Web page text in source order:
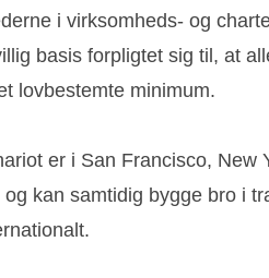
i virksomheds- og
basis forpligtet sig til, at
lovbestemte minimum.
er i San Francisco,
kan samtidig bygge bro i